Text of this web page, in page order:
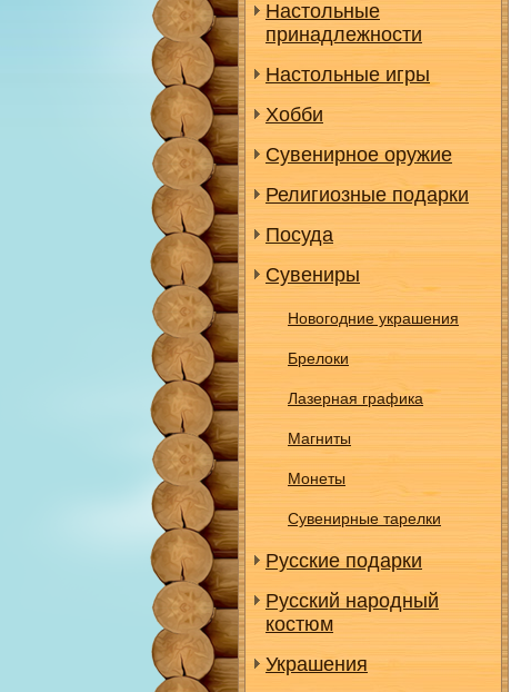
Настольные
принадлежности
Настольные игры
Хобби
Сувенирное оружие
Религиозные подарки
Посуда
Сувениры
Новогодние украшения
Брелоки
Лазерная графика
Магниты
Монеты
Сувенирные тарелки
Русские подарки
Русский народный
костюм
Украшения